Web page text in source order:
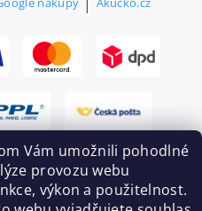
|
Vám umožnili pohodlné
provozu webu
výkon a použitelnost.